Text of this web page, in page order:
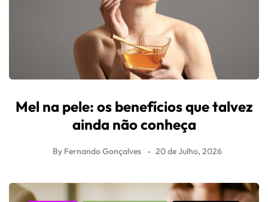
Mel na pele: os benefícios que talvez
ainda não conheça
By Fernando Gonçalves 20 de Julho, 2026